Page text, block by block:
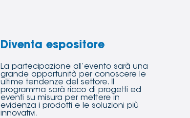
Diventa espositore
La partecipazione all’evento sarà una
grande opportunità per conoscere le
ultime tendenze del settore. Il
programma sarà ricco di progetti ed
eventi su misura per mettere in
evidenza i prodotti e le soluzioni più
innovativi.